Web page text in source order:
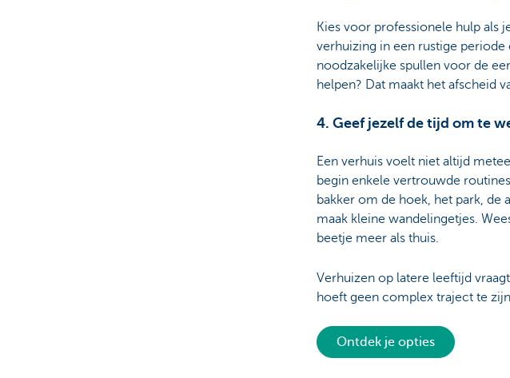
Kies voor professionele hulp als
verhuizing in een rustige
noodzakelijke spullen voor de
helpen? Dat maakt het afscheid
4. Geef jezelf de tijd om te
Een verhuis voelt niet altijd
begin enkele vertrouwde
bakker om de hoek, het park, de
maak kleine wandelingetjes.
beetje meer als thuis.
Verhuizen op latere leeftijd
hoeft geen complex traject te
Ontdek je opties